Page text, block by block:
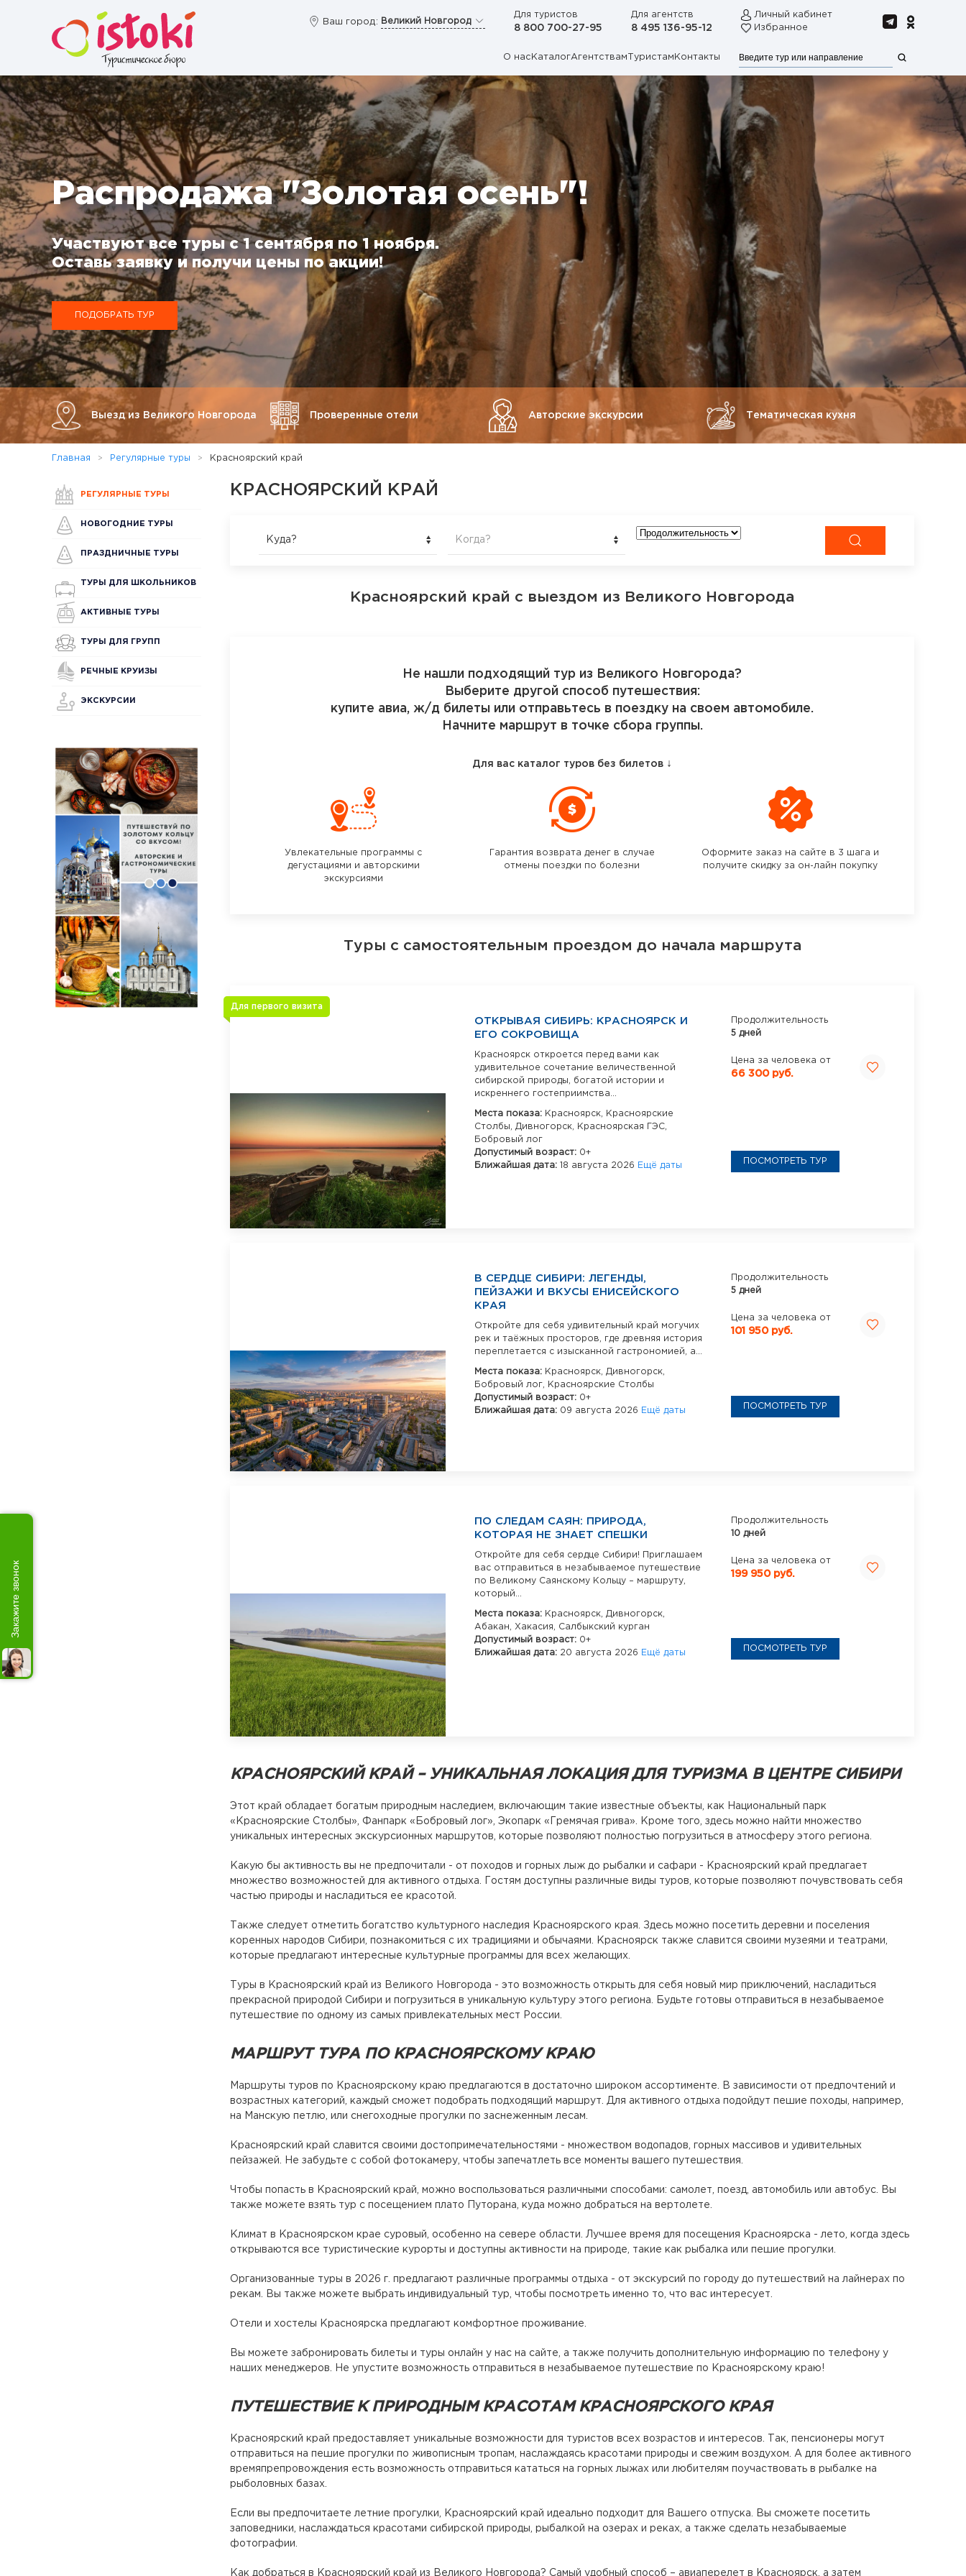
Ваш город: Великий Новгород
Для туристов
8 800 700-27-95
Для агентств
8 495 136-95-12
Личный кабинет
Избранное
О нас КаталогАгентствам Туристам Контакты
Распродажа "Золотая осень"!
Участвуют все туры с 1 сентября по 1 ноября.
Оставь заявку и получи цены по акции!
ПОДОБРАТЬ ТУР
Выезд из Великого Новгорода Проверенные отели Авторские экскурсии Тематическая кухня
Главная Регулярные туры Красноярский край
КРАСНОЯРСКИЙ КРАЙ
Куда? Когда?
Красноярский край с выездом из Великого Новгорода
Не нашли подходящий тур из Великого Новгорода?
Выберите другой способ путешествия:
купите авиа, ж/д билеты или отправьтесь в поездку на своем автомобиле.
Начните маршрут в точке сбора группы.
Для вас каталог туров без билетов ↓
Увлекательные программы с
дегустациями и авторскими
экскурсиями
Гарантия возврата денег в случае
отмены поездки по болезни
Оформите заказ на сайте в 3 шага и
получите скидку за он-лайн покупку
Туры с самостоятельным проездом до начала маршрута
Для первого визита
ОТКРЫВАЯ СИБИРЬ: КРАСНОЯРСК И
ЕГО СОКРОВИЩА
Красноярск откроется перед вами как
удивительное сочетание величественной
сибирской природы, богатой истории и
искреннего гостеприимства...
Места показа: Красноярск,
Красноярские
Столбы, Дивногорск,
Красноярская ГЭС,
Бобровый лог
Допустимый возраст: 0+
Ближайшая дата: 18 августа 2026 Ещё даты
Продолжительность
5 дней
Цена за человека от
66 300 руб.
ПОСМОТРЕТЬ ТУР
В СЕРДЦЕ СИБИРИ: ЛЕГЕНДЫ,
ПЕЙЗАЖИ И ВКУСЫ ЕНИСЕЙСКОГО
КРАЯ
Откройте для себя удивительный край могучих
рек и таёжных просторов, где древняя история
переплетается с изысканной гастрономией, а...
Места показа: Красноярск, Дивногорск,
Бобровый лог,
Красноярские Столбы
Допустимый возраст: 0+
Ближайшая дата: 09 августа 2026 Ещё даты
Продолжительность
5 дней
Цена за человека от
101 950 руб.
ПОСМОТРЕТЬ ТУР
ПО СЛЕДАМ САЯН: ПРИРОДА,
КОТОРАЯ НЕ ЗНАЕТ СПЕШКИ
Откройте для себя сердце Сибири! Приглашаем
вас отправиться в незабываемое путешествие
по Великому Саянскому Кольцу – маршруту,
который...
Места показа: Красноярск, Дивногорск,
Абакан, Хакасия, Салбыкский курган
Допустимый возраст: 0+
Ближайшая дата: 20 августа 2026 Ещё даты
Продолжительность
10 дней
Цена за человека от
199 950 руб.
ПОСМОТРЕТЬ ТУР
КРАСНОЯРСКИЙ КРАЙ – УНИКАЛЬНАЯ ЛОКАЦИЯ ДЛЯ ТУРИЗМА В ЦЕНТРЕ СИБИРИ
Этот край обладает богатым природным наследием, включающим такие известные объекты, как Национальный парк
«Красноярские Столбы», Фанпарк «Бобровый лог», Экопарк «Гремячая грива». Кроме того, здесь можно найти множество
уникальных интересных экскурсионных маршрутов, которые позволяют полностью погрузиться в атмосферу этого региона.
Какую бы активность вы не предпочитали - от походов и горных лыж до рыбалки и сафари - Красноярский край предлагает
множество возможностей для активного отдыха. Гостям доступны различные виды туров, которые позволяют почувствовать себя
частью природы и насладиться ее красотой.
Также следует отметить богатство культурного наследия Красноярского края. Здесь можно посетить деревни и поселения
коренных народов Сибири, познакомиться с их традициями и обычаями. Красноярск также славится своими музеями и театрами,
которые предлагают интересные культурные программы для всех желающих.
Туры в Красноярский край из Великого Новгорода - это возможность открыть для себя новый мир приключений, насладиться
прекрасной природой Сибири и погрузиться в уникальную культуру этого региона. Будьте готовы отправиться в незабываемое
путешествие по одному из самых привлекательных мест России.
МАРШРУТ ТУРА ПО КРАСНОЯРСКОМУ КРАЮ
Маршруты туров по Красноярскому краю предлагаются в достаточно широком ассортименте. В зависимости от предпочтений и
возрастных категорий, каждый сможет подобрать подходящий маршрут. Для активного отдыха подойдут пешие походы, например,
на Манскую петлю, или снегоходные прогулки по заснеженным лесам.
Красноярский край славится своими достопримечательностями - множеством водопадов, горных массивов и удивительных
пейзажей. Не забудьте с собой фотокамеру, чтобы запечатлеть все моменты вашего путешествия.
Чтобы попасть в Красноярский край, можно воспользоваться различными способами: самолет, поезд, автомобиль или автобус. Вы
также можете взять тур с посещением плато Путорана, куда можно добраться на вертолете.
Климат в Красноярском крае суровый, особенно на севере области. Лучшее время для посещения Красноярска - лето, когда здесь
открываются все туристические курорты и доступны активности на природе, такие как рыбалка или пешие прогулки.
Организованные туры в 2026 г. предлагают различные программы отдыха - от экскурсий по городу до путешествий на лайнерах по
рекам. Вы также можете выбрать индивидуальный тур, чтобы посмотреть именно то, что вас интересует.
Отели и хостелы Красноярска предлагают комфортное проживание.
Вы можете забронировать билеты и туры онлайн у нас на сайте, а также получить дополнительную информацию по телефону у
наших менеджеров. Не упустите возможность отправиться в незабываемое путешествие по Красноярскому краю!
ПУТЕШЕСТВИЕ К ПРИРОДНЫМ КРАСОТАМ КРАСНОЯРСКОГО КРАЯ
Красноярский край предоставляет уникальные возможности для туристов всех возрастов и интересов. Так, пенсионеры могут
отправиться на пешие прогулки по живописным тропам, наслаждаясь красотами природы и свежим воздухом. А для более активного
времяпрепровождения есть возможность отправиться кататься на горных лыжах или любителям поучаствовать в рыбалке на
рыболовных базах.
Если вы предпочитаете летние прогулки, Красноярский край идеально подходит для Вашего отпуска. Вы сможете посетить
заповедники, наслаждаться красотами сибирской природы, рыбалкой на озерах и реках, а также сделать незабываемые
фотографии.
Как добраться в Красноярский край из Великого Новгорода? Самый удобный способ – авиаперелет в Красноярск, а затем
РЕГУЛЯРНЫЕ ТУРЫ
НОВОГОДНИЕ ТУРЫ
ПРАЗДНИЧНЫЕ ТУРЫ
ТУРЫ ДЛЯ ШКОЛЬНИКОВ
АКТИВНЫЕ ТУРЫ
ТУРЫ ДЛЯ ГРУПП
РЕЧНЫЕ КРУИЗЫ
ЭКСКУРСИИ
Закажите звонок